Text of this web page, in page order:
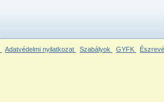
Adatvédelmi nyilatkozat Szabályok GYFK